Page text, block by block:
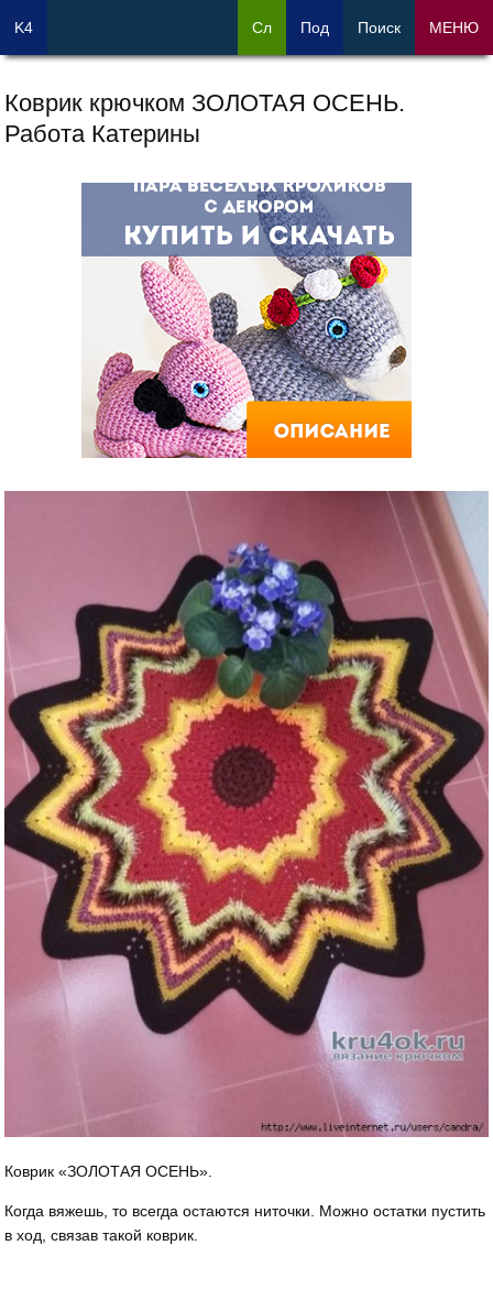
Коврик крючком ЗОЛОТАЯ ОСЕНЬ.
Работа Катерины
Коврик «ЗОЛОТАЯ ОСЕНЬ».
Когда вяжешь, то всегда остаются ниточки. Можно остатки пустить
в ход, связав такой коврик.
K4 Сл Под Поиск МЕНЮ